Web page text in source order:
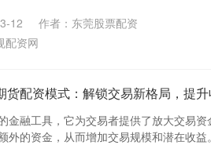
12
作者：东莞股票配资
配资网
货配资模式：解锁交易新格局，提
金融工具，它为交易者提供了放大交易
外的资金，从而增加交易规模和潜在收